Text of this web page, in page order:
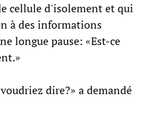
cellule d'isolement et qui
à des informations
longue pause: «Est-ce
dire?» a demandé